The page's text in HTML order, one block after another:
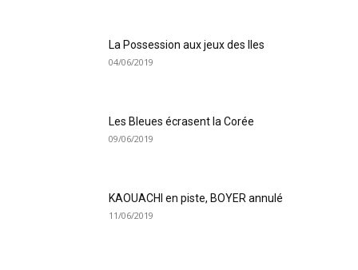
La Possession aux jeux des Iles
04/06/2019
Les Bleues écrasent la Corée
09/06/2019
KAOUACHI en piste, BOYER annulé
11/06/2019